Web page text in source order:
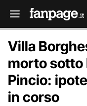
Villa
morto sotto
Pincio:
in corso